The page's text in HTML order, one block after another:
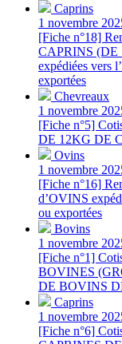
Caprins
1 novembre
[Fiche n°18]
CAPRINS (DE
expédiées vers
exportées
Chevreaux
1 novembre
[Fiche n°5]
DE 12KG DE
Ovins
1 novembre
[Fiche n°16]
d’OVINS
ou exportées
Bovins
1 novembre
[Fiche n°1]
BOVINES
DE BOVINS
Caprins
1 novembre
[Fiche n°6]